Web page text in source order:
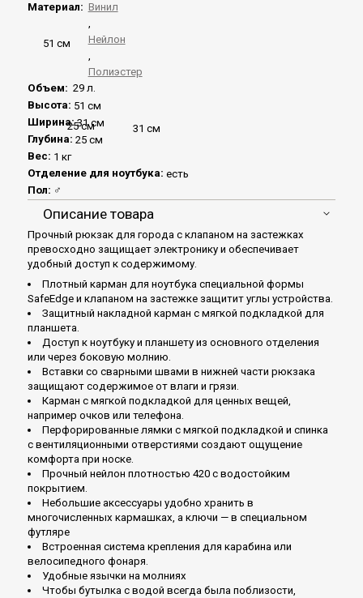
51 см
25 см 31 см
Материал: Винил
,
Нейлон
,
Полиэстер
Объем: 29 л.
Высота: 51 см
Ширина:31 см
Глубина: 25 см
Вес: 1 кг
Отделение для ноутбука: есть
Пол: ♂
Описание товара
Прочный рюкзак для города с клапаном на застежках
превосходно защищает электронику и обеспечивает
удобный доступ к содержимому.
Плотный карман для ноутбука специальной формы
SafeEdge и клапаном на застежке защитит углы устройства.
Защитный накладной карман с мягкой подкладкой для
планшета.
Доступ к ноутбуку и планшету из основного отделения
или через боковую молнию.
Вставки со сварными швами в нижней части рюкзака
защищают содержимое от влаги и грязи.
Карман с мягкой подкладкой для ценных вещей,
например очков или телефона.
Перфорированные лямки с мягкой подкладкой и спинка
с вентиляционными отверстиями создают ощущение
комфорта при носке.
Прочный нейлон плотностью 420 с водостойким
покрытием.
Небольшие аксессуары удобно хранить в
многочисленных кармашках, а ключи — в специальном
футляре
Встроенная система крепления для карабина или
велосипедного фонаря.
Удобные язычки на молниях
Чтобы бутылка с водой всегда была поблизости,